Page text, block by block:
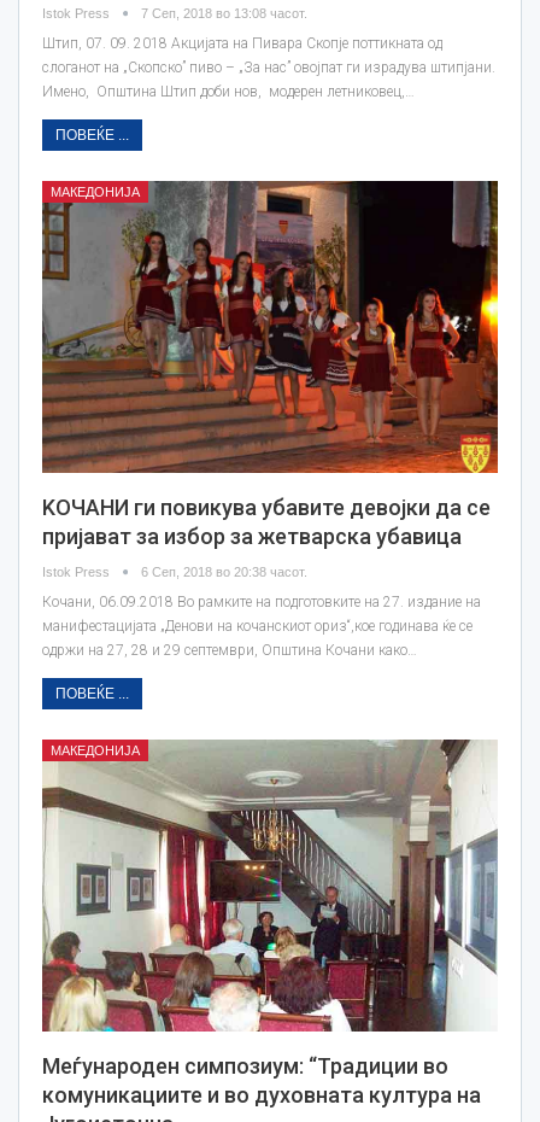
Istok Press 7 Сеп, 2018 во 13:08 часот.
Штип, 07. 09. 2018 Акцијата на Пивара Скопје поттикната од
слоганот на „Скопско” пиво – „За нас” овојпат ги израдува штипјани.
Имено, Општина Штип доби нов, модерен летниковец,…
ПОВЕЌЕ ...
МАКЕДОНИЈА
KOЧАНИ ги повикува убавите девојки да се
пријават за избор за жетварска убавица
Istok Press 6 Сеп, 2018 во 20:38 часот.
Кочани, 06.09.2018 Во рамките на подготовките на 27. издание на
манифестацијата „Денови на кочанскиот ориз“,кое годинава ќе се
одржи на 27, 28 и 29 септември, Општина Кочани како…
ПОВЕЌЕ ...
МАКЕДОНИЈА
Меѓународен симпозиум: “Традиции во
комуникациите и во духовната култура на